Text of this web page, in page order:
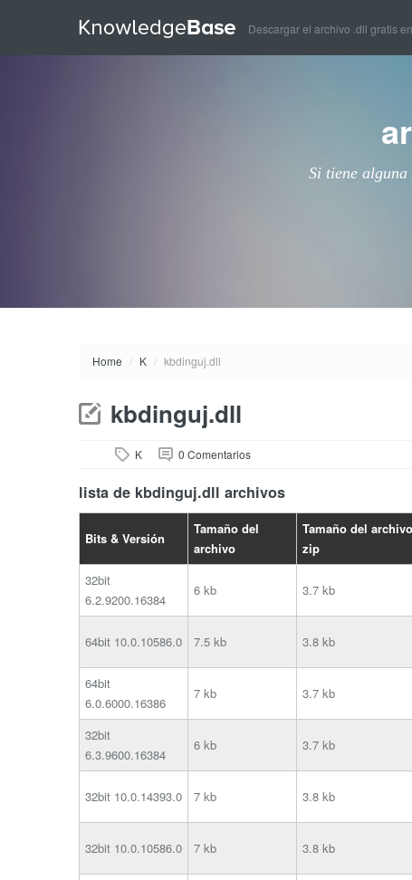
Descargar el archivo .dll gratis
Si tiene
Home / K / kbdinguj.dll
kbdinguj.dll
K 0 Comentarios
lista de kbdinguj.dll archivos
Bits & Versión
Tamaño del
archivo
Tamaño del archivo
zip
32bit
6.2.9200.16384
6 kb 3.7 kb
64bit 10.0.10586.0 7.5 kb 3.8 kb
64bit
6.0.6000.16386
7 kb 3.7 kb
32bit
6.3.9600.16384
6 kb 3.7 kb
32bit 10.0.14393.0 7 kb 3.8 kb
32bit 10.0.10586.0 7 kb 3.8 kb